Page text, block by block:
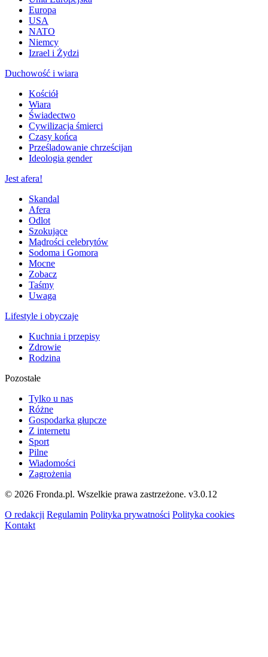
Europa
USA
NATO
Niemcy
Izrael i Żydzi
Duchowość i wiara
Kościół
Wiara
Świadectwo
Cywilizacja śmierci
Czasy końca
Prześladowanie chrześcijan
Ideologia gender
Jest afera!
Skandal
Afera
Odlot
Szokujące
Mądrości celebrytów
Sodoma i Gomora
Mocne
Zobacz
Taśmy
Uwaga
Lifestyle i obyczaje
Kuchnia i przepisy
Zdrowie
Rodzina
Pozostałe
Tylko u nas
Różne
Gospodarka głupcze
Z internetu
Sport
Pilne
Wiadomości
Zagrożenia
© 2026 Fronda.pl. Wszelkie prawa zastrzeżone. v3.0.12
O redakcji Regulamin Polityka prywatności Polityka cookies
Kontakt